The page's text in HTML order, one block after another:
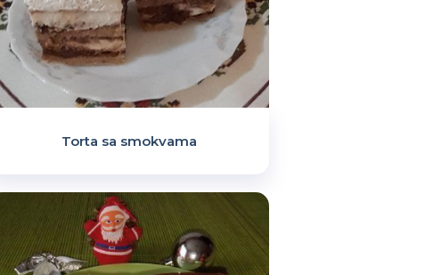
Torta sa smokvama